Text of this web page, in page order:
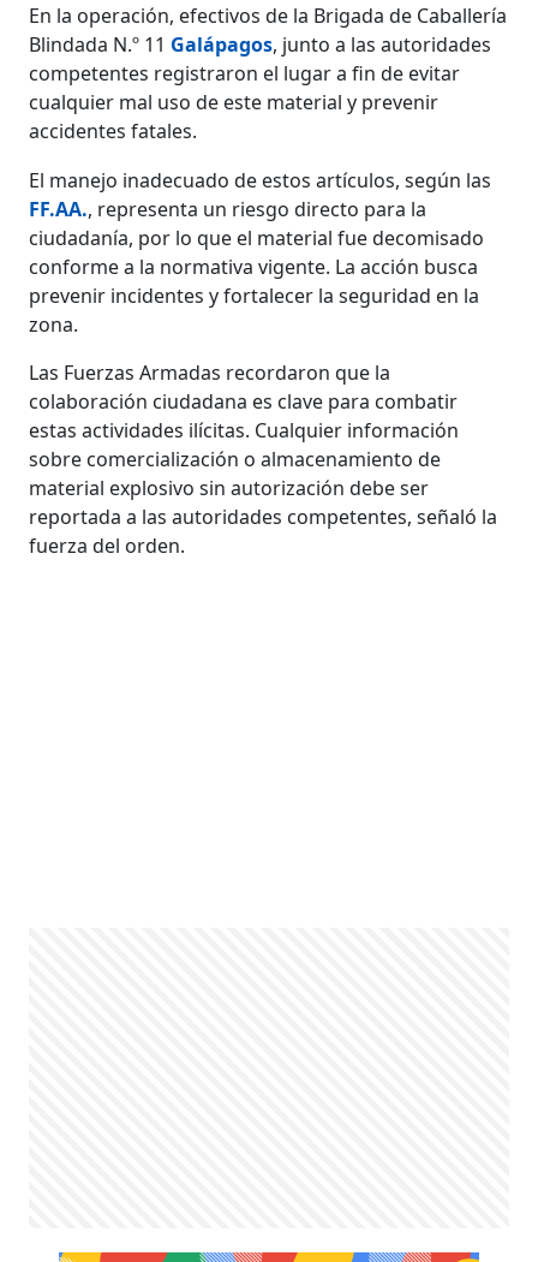
En la operación, efectivos de la Brigada de Caballería
Blindada N.º 11 Galápagos, junto a las autoridades
competentes registraron el lugar a fin de evitar
cualquier mal uso de este material y prevenir
accidentes fatales.
El manejo inadecuado de estos artículos, según las
FF.AA., representa un riesgo directo para la
ciudadanía, por lo que el material fue decomisado
conforme a la normativa vigente. La acción busca
prevenir incidentes y fortalecer la seguridad en la
zona.
Las Fuerzas Armadas recordaron que la
colaboración ciudadana es clave para combatir
estas actividades ilícitas. Cualquier información
sobre comercialización o almacenamiento de
material explosivo sin autorización debe ser
reportada a las autoridades competentes, señaló la
fuerza del orden.